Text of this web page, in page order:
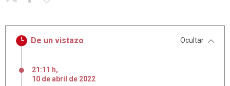
De un vistazo Ocultar
21:11 h,
10 deabril de 2022